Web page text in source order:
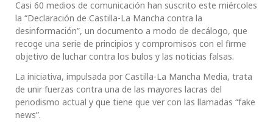
Casi 60 medios de comunicación han suscrito este miércoles
la “Declaración de Castilla-La Mancha contra la
desinformación”, un documento a modo de decálogo, que
recoge una serie de principios y compromisos con el firme
objetivo de luchar contra los bulos y las noticias falsas.
La iniciativa, impulsada por Castilla-La Mancha Media, trata
de unir fuerzas contra una de las mayores lacras del
periodismo actual y que tiene que ver con las llamadas “fake
news”.